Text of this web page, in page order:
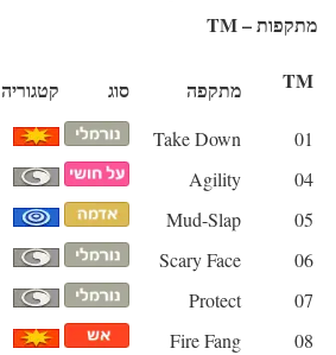
מתקפות – TM
TM מתקפה סוג קטגוריה
01
Take Down
04
Agility
05
Mud-Slap
06
Scary Face
07
Protect
08
Fire Fang